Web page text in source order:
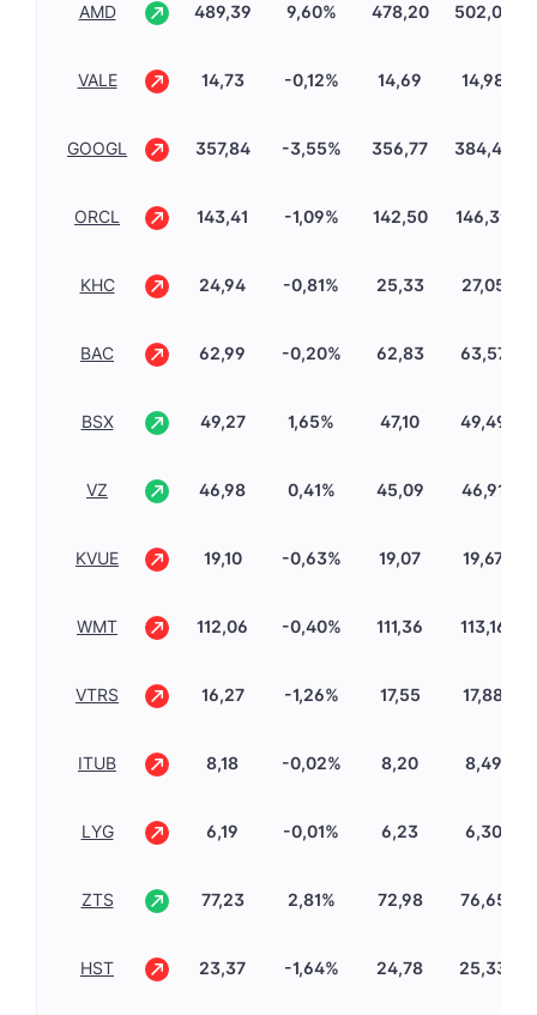
AMD 489,39 9,60% 478,20 502,00
VALE 14,73 -0,12% 14,69 14,98
GOOGL 357,84 -3,55% 356,77 384,48
ORCL 143,41 -1,09% 142,50 146,39
KHC 24,94 -0,81% 25,33 27,05
BAC 62,99 -0,20% 62,83 63,57
BSX 49,27 1,65% 47,10 49,49
VZ 46,98 0,41% 45,09 46,91
KVUE 19,10 -0,63% 19,07 19,67
WMT 112,06 -0,40% 111,36 113,16
VTRS 16,27 -1,26% 17,55 17,88
ITUB 8,18 -0,02% 8,20 8,49
LYG 6,19 -0,01% 6,23 6,30
ZTS 77,23 2,81% 72,98 76,65
HST 23,37 -1,64% 24,78 25,33